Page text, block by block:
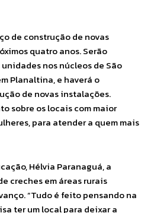
de construção de novas
quatro anos. Serão
nos núcleos de São
Planaltina, e haverá o
de novas instalações.
sobre os locais com maior
para atender a quem mais
Hélvia Paranaguá, a
creches em áreas rurais
“Tudo é feito pensando na
ter um local para deixar a